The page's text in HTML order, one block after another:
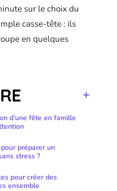
sur le choix du
casse-tête : ils
en quelques
d’une fête en famille
préparer un
stress ?
pour créer des
ensemble